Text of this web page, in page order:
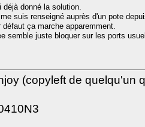
déjà donné la solution.
suis renseigné auprès d'un pote
défaut ça marche apparemment.
semble juste bloquer sur les ports
(copyleft de quelqu'un